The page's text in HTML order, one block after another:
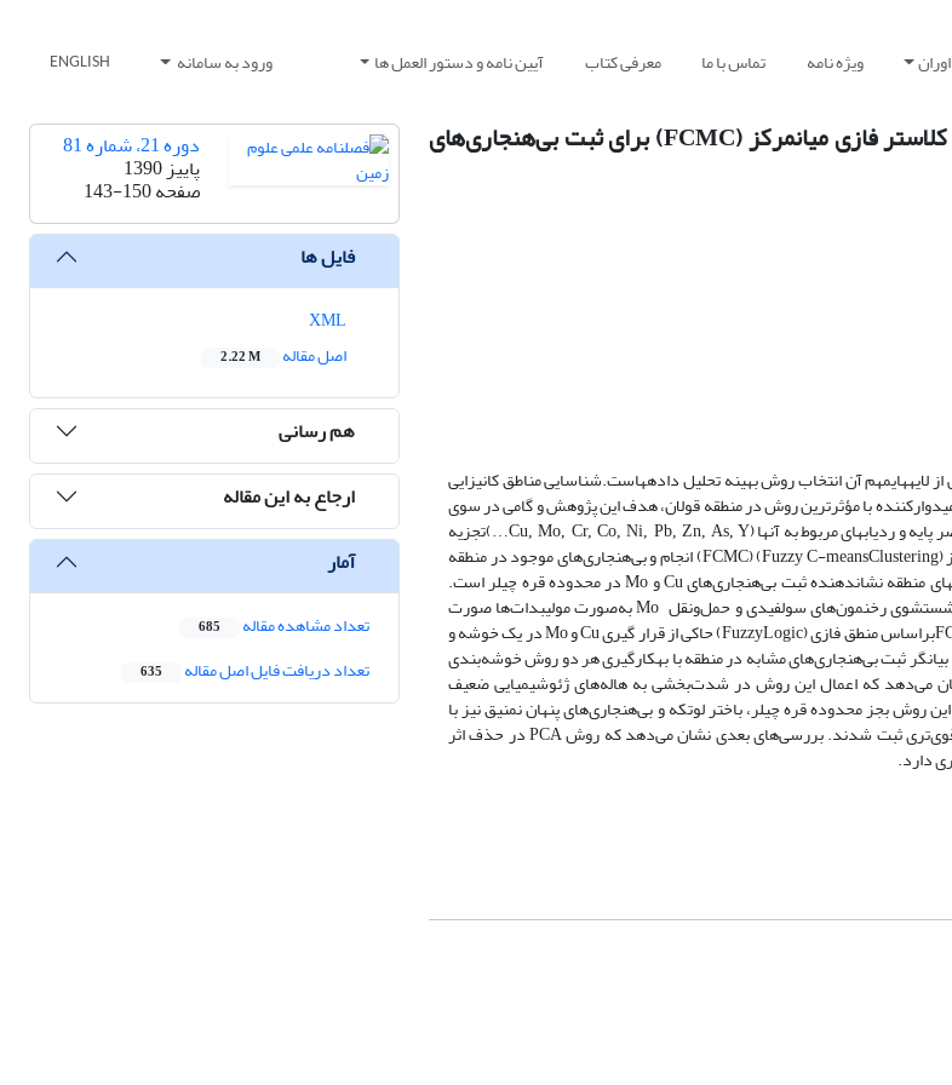
ویژه نامه تماس با ما معرفی کتاب آیین نامه و دستور العمل ها ورود به سامانه ENGLISH
توصیف الگوهای ژئوشیمیایی با استفاده از روش‎های تحلیل مؤلفه اصلی و کلاستر فازی میان‎مرکز (FCMC) برای ثبت بی‌هنجاری‌های
)است که یکی از لایه‎هایمهم آن انتخاب روش بهینه تحلیل داده‎هاست.شناسایی مناطق کانی‎زایی
با مؤثرترین روش در منطقه قولان، هدف این پژوهش و گامی در سوی
Cu, Mo, Cr, Co, Ni, Pb, Zn, As, Y… )تجزیه
FCMC) انجام و بی‌هنجاری‌های موجود در منطقه
Cuو Moدر محدوده قره چیلر است.
به‌صورت مولیبدات‌ها صورت
براساس منطق فازی (FuzzyLogic) حاکی از قرار گیریCuوMo در یک خوشه و
همپوشانی بی‌هنجاری‌های آن نشان‎دهنده پاراژنز این دو عنصر است. مقایسه نتایج حاصل از دو روش، بیانگر ثبت بی‌هنجاری‌های مشابه در منطقه با به‎کارگیری هر دو روش خوشه‌بندی
می‌دهد که اعمال این روش در شدت‌بخشی به هاله‌های ژئوشیمیایی ضعیف
روش بجز محدوده قره چیلر، باختر لوتکه و بی‌هنجاری‌های پنهان نمنیق نیز با
ثبت شدند. بررسی‌های بعدی نشان می‌دهد که روش PCAدر حذف اثر
دارد.
دوره 21، شماره 81
پاییز 1390
صفحه143-150
فایل ها
اصل مقاله
2.22 M
هم رسانی
ارجاع به این مقاله
آمار
تعداد مشاهده مقاله 685
تعداد دریافت فایل اصل مقاله 635